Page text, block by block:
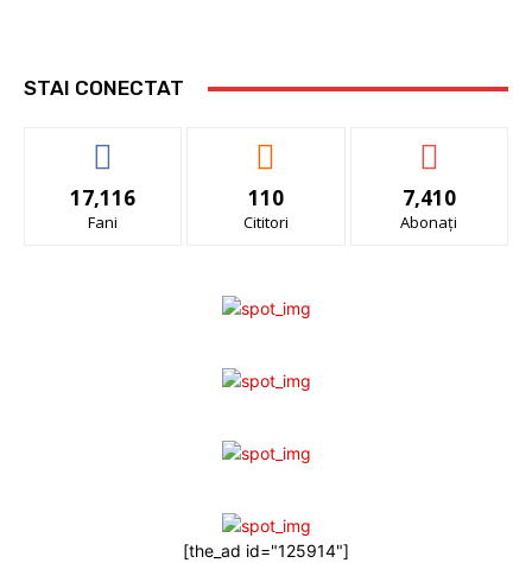
STAI CONECTAT
17,116
Fani
110
Cititori
7,410
Abonați
[the_ad id="125914"]